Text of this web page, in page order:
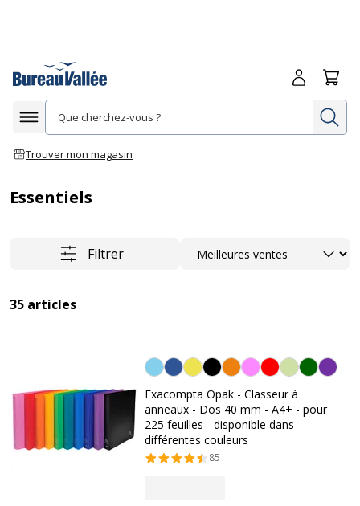
Afficher la navigation
Trouver mon magasin
Me
Essentiels
Filtrer Trier
35 articles
Personnalisation de la couleur
Exacompta Opak - Classeur à
anneaux - Dos 40 mm - A4+ - pour
225 feuilles - disponible dans
différentes couleurs
85